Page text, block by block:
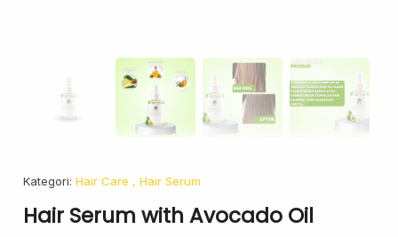
Face Oil
Facial Serum
Skincare Cream
Makeup Remover
Cleanser
Kategori: Hair Care , Hair Serum
Hair Serum with Avocado Oil